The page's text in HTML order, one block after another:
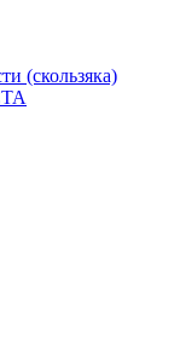
(скользяка)